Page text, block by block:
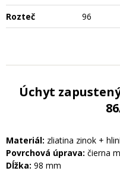
Rozteč
96
Úchyt
Materiál: zliatina zinok +
Povrchová úprava: čierna
Dĺžka: 98 mm